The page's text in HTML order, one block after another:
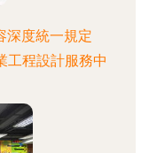
深度統一規定
工程設計服務中